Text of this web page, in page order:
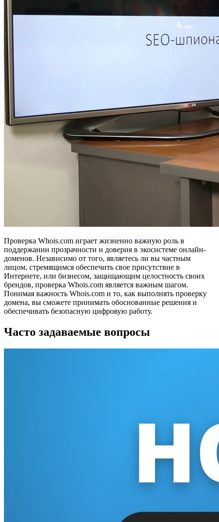
Проверка Whois.com играет жизненно важную роль в
поддержании прозрачности и доверия в экосистеме онлайн-
доменов. Независимо от того, являетесь ли вы частным
лицом, стремящимся обеспечить свое присутствие в
Интернете, или бизнесом, защищающим целостность своих
брендов, проверка Whois.com является важным шагом.
Понимая важность Whois.com и то, как выполнять проверку
домена, вы сможете принимать обоснованные решения и
обеспечивать безопасную цифровую работу.
Часто задаваемые вопросы